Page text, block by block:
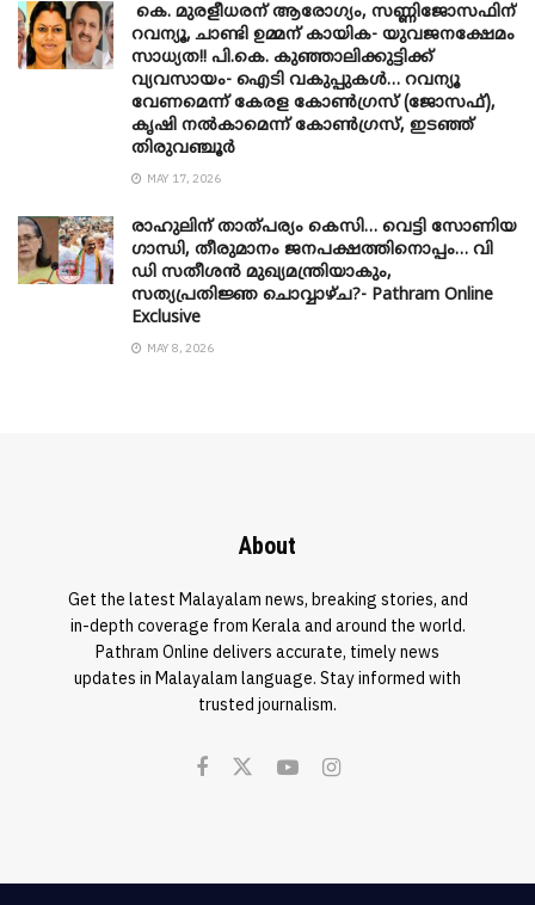
കെ. മുരളീധരന് ആരോഗ്യം, സണ്ണിജോസഫിന്
റവന്യൂ, ചാണ്ടി ഉമ്മന് കായിക- യുവജനക്ഷേമം
സാധ്യത!! പി.കെ. കുഞ്ഞാലിക്കുട്ടിക്ക്
വ്യവസായം- ഐടി വകുപ്പുകൾ… റവന്യൂ
വേണമെന്ന് കേരള കോൺഗ്രസ് (ജോസഫ്),
കൃഷി നൽകാമെന്ന് കോൺഗ്രസ്, ഇടഞ്ഞ്
തിരുവഞ്ചൂർ
MAY 17, 2026
രാഹുലിന് താത്പര്യം കെസി… വെട്ടി സോണിയ
​ഗാന്ധി, തീരുമാനം ജനപക്ഷത്തിനൊപ്പം… വി
ഡി സതീശൻ മുഖ്യമന്ത്രിയാകും,
സത്യപ്രതിജ്ഞ ചൊവ്വാഴ്ച?- Pathram Online
Exclusive
MAY 8, 2026
About
Get the latest Malayalam news, breaking stories, and
in-depth coverage from Kerala and around the world.
Pathram Online delivers accurate, timely news
updates in Malayalam language. Stay informed with
trusted journalism.